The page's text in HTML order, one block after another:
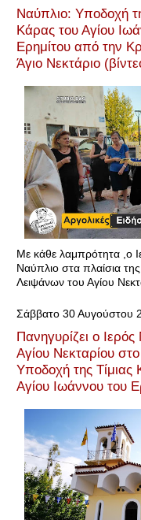
Ναύπλιο: Υποδοχή
Κάρας του Αγίου
Ερημίτου από την
Άγιο Νεκτάριο
Με κάθε λαμπρότητα ,ο
Ναύπλιο στα πλαίσια
Λειψάνων του Αγίου
Σάββατο 30 Αυγούστου
Πανηγυρίζει ο
Αγίου Νεκταρίου
Υποδοχή της Τίμιας
Αγίου Ιωάννου του